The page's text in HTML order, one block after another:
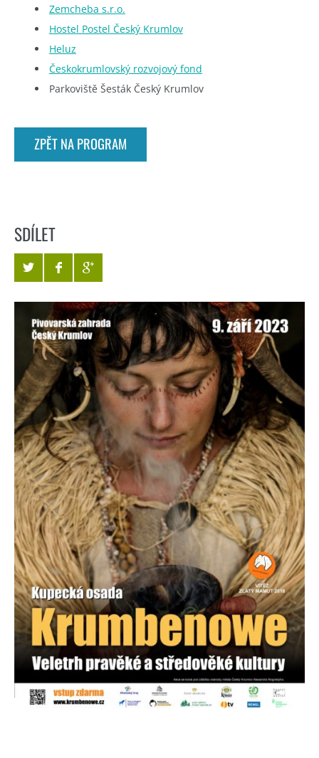
Zemcheba s.r.o.
Hostel Postel Český Krumlov
Heluz
Českokrumlovský rozvojový fond
Parkoviště Šesták Český Krumlov
ZPĚT NA PROGRAM
SDÍLET